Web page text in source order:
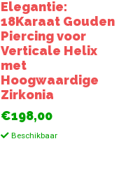
Elegantie:
18Karaat Gouden
Piercing voor
Verticale Helix
met
Hoogwaardige
Zirkonia
€198,00
Beschikbaar